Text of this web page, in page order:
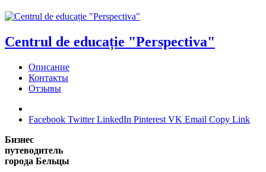
Centrul de educație "Perspectiva"
Описание
Контакты
Отзывы
Facebook TwitterLinkedIn Pinterest VK Email Copy Link
Бизнес
путеводитель
города Бельцы